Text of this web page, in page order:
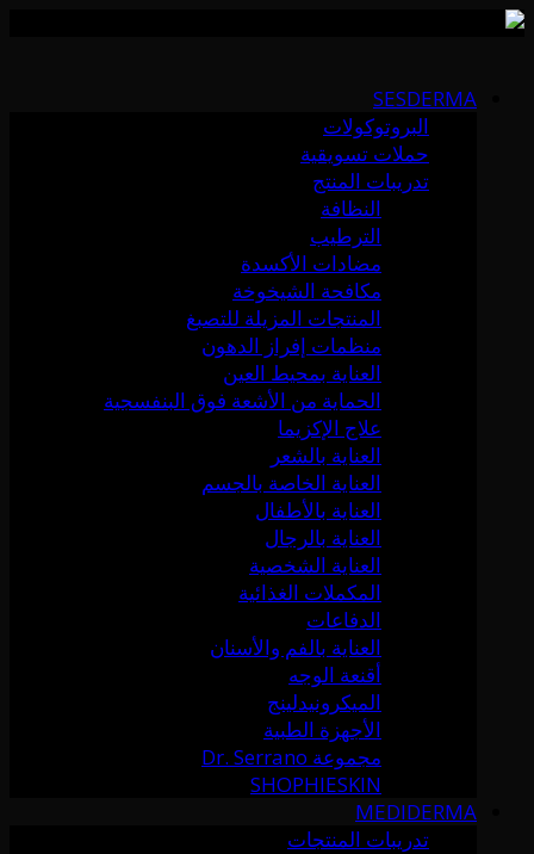
content
SESDERMA
البروتوكولات
حملات تسويقية
تدريبات المنتج
النظافة
الترطيب
مضادات الأكسدة
مكافحة الشيخوخة
المنتجات المزيلة للتصبغ
منظمات إفراز الدهون
العناية بمحيط العين
الحماية من الأشعة فوق البنفسجية
علاج الإكزيما
العناية بالشعر
العناية الخاصة بالجسم
العناية بالأطفال
العناية بالرجال
العناية الشخصية
المكملات الغذائية
الدفاعات
العناية بالفم والأسنان
أقنعة الوجه
الميكرونيدلينج
الأجهزة الطبية
مجموعة Dr. Serrano
SHOPHIESKIN
MEDIDERMA
تدريبات المنتجات